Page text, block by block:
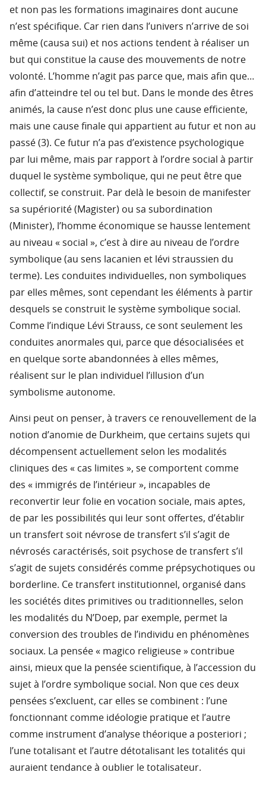
et non pas les formations imaginaires dont aucune
n’est spécifique. Car rien dans l’univers n’arrive de soi
même (causa sui) et nos actions tendent à réaliser un
but qui constitue la cause des mouvements de notre
volonté. L’homme n’agit pas parce que, mais afin que…
afin d’atteindre tel ou tel but. Dans le monde des êtres
animés, la cause n’est donc plus une cause efficiente,
mais une cause finale qui appartient au futur et non au
passé (3). Ce futur n’a pas d’existence psychologique
par lui même, mais par rapport à l’ordre social à partir
duquel le système symbolique, qui ne peut être que
collectif, se construit. Par delà le besoin de manifester
sa supériorité (Magister) ou sa subordination
(Minister), l’homme économique se hausse lentement
au niveau « social », c’est à dire au niveau de l’ordre
symbolique (au sens lacanien et lévi straussien du
terme). Les conduites individuelles, non symboliques
par elles mêmes, sont cependant les éléments à partir
desquels se construit le système symbolique social.
Comme l’indique Lévi Strauss, ce sont seulement les
conduites anormales qui, parce que désocialisées et
en quelque sorte abandonnées à elles mêmes,
réalisent sur le plan individuel l’illusion d’un
symbolisme autonome.
Ainsi peut on penser, à travers ce renouvellement de la
notion d’anomie de Durkheim, que certains sujets qui
décompensent actuellement selon les modalités
cliniques des « cas limites », se comportent comme
des « immigrés de l’intérieur », incapables de
reconvertir leur folie en vocation sociale, mais aptes,
de par les possibilités qui leur sont offertes, d’établir
un transfert soit névrose de transfert s’il s’agit de
névrosés caractérisés, soit psychose de transfert s’il
s’agit de sujets considérés comme prépsychotiques ou
borderline. Ce transfert institutionnel, organisé dans
les sociétés dites primitives ou traditionnelles, selon
les modalités du N’Doep, par exemple, permet la
conversion des troubles de l’individu en phénomènes
sociaux. La pensée « magico religieuse » contribue
ainsi, mieux que la pensée scientifique, à l’accession du
sujet à l’ordre symbolique social. Non que ces deux
pensées s’excluent, car elles se combinent : l’une
fonctionnant comme idéologie pratique et l’autre
comme instrument d’analyse théorique a posteriori ;
l’une totalisant et l’autre détotalisant les totalités qui
auraient tendance à oublier le totalisateur.